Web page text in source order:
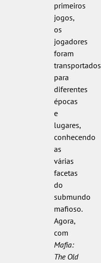
primeiros
jogos,
os
jogadores
foram
transportados
para
diferentes
épocas
e
lugares,
conhecendo
as
várias
facetas
do
submundo
mafioso.
Agora,
com
Mafia:
The Old